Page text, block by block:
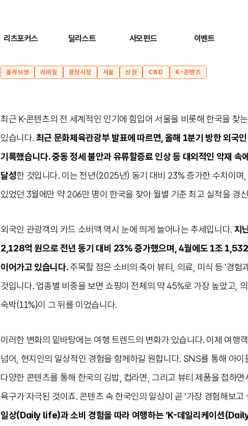
리츠포커스 딜리스트 사모펀드 이벤트
올리브영 리테일 광장시장 서울 상권 CBD K-콘텐츠
최근 K-콘텐츠의 전 세계적인 인기에 힘입어 서울을 비롯해 한국을 찾
있습니다.최근 문화체육관광부 발표에 따르면, 올해 1분기 방한 외국
기록했습니다. 중동 정세 불안과 유류할증료 인상 등 대외적인 악재 속
달성한 것입니다. 이는 전년(2025년) 동기 대비 23% 증가한 수치이며
있었던 3월에만 약 206만 명이 한국을 찾아 월별 기준 최고 실적을 경
외국인 관광객의 카드 소비액 역시 눈에 띄게 늘어나는 추세입니다. 지
2,128억 원으로 전년 동기 대비 23% 증가했으며, 4월에도 1조
이어가고 있습니다.주목할 점은 소비의 축이 뷰티, 의료, 미식 등 '경험
것입니다. 업종별 비중을 보면 쇼핑이 전체의 약 45%로 가장 높았고,
숙박(11%)이 그 뒤를 이었습니다.
이러한 변화의 밑바탕에는 여행 트렌드의 변화가 있습니다. 이제 여행
넘어, 현지인의 일상적인 경험을 함께하길 원합니다. SNS를 통해 아이
다양한 콘텐츠를 통해 한국의 김밥, 컵라면, 그리고 뷰티 제품을 접하면
욕구가 자극된 것이죠. 콘텐츠 속 한국인의 일상이 곧 ‘가장 경험해보고
일상(Daily life)과 소비 경험을 따라 여행하는 ‘K-데일리케이션